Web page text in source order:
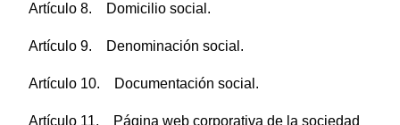
Artículo 8. Domicilio social.
Artículo 9. Denominación social.
Artículo 10. Documentación social.
Artículo 11. Página web corporativa de la sociedad